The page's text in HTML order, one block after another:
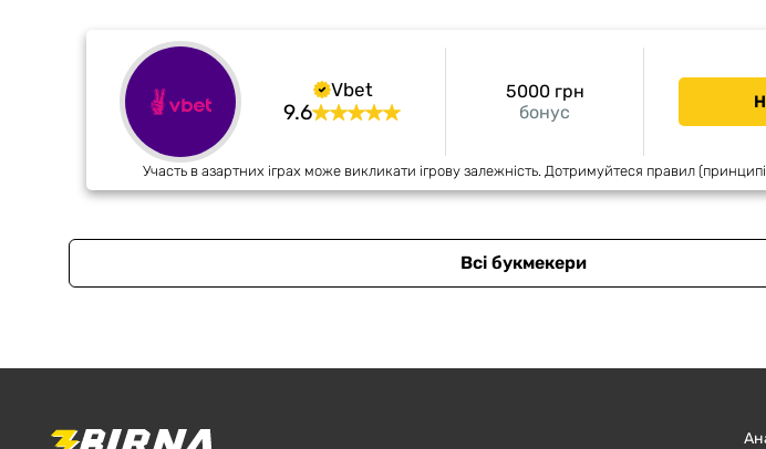
Vbet
9.6 бонус
5000 грн
Участь в азартних іграх може викликати ігрову залежність. Дотримуйтеся правил
Всі букмекери